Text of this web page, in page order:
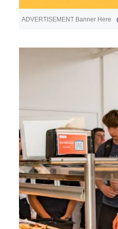
ADVERTISEMENT Banner Here